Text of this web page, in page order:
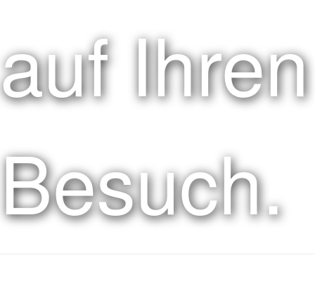
auf Ihren
Besuch.